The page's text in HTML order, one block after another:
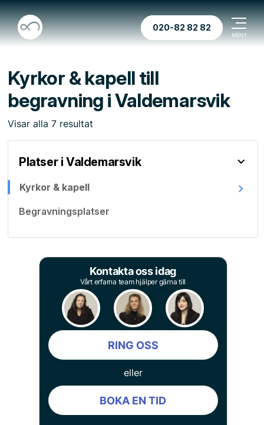
020-82 82 82
Kyrkor & kapell till
begravning i Valdemarsvik
Visar alla 7 resultat
Platser i Valdemarsvik
Kyrkor & kapell
Begravningsplatser
Kontakta oss idag
Vårt erfarna team hjälper gärna till
RING OSS
eller
BOKA EN TID